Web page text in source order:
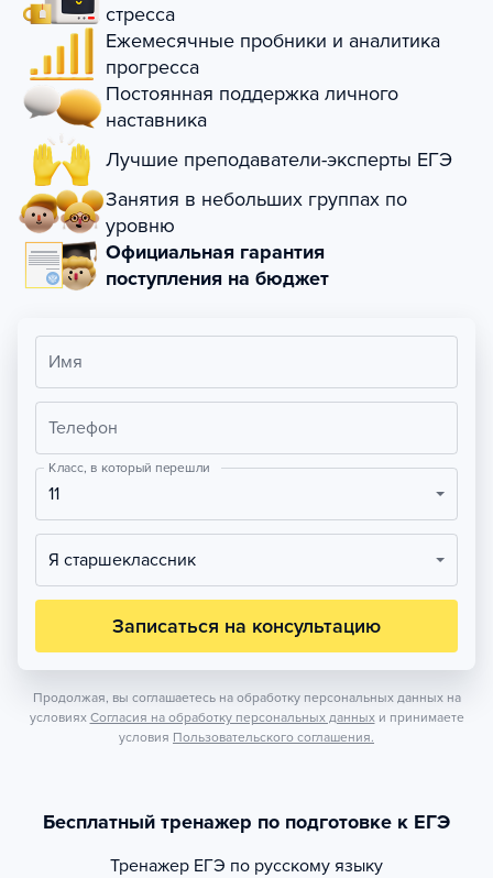
стресса
Ежемесячные пробники и аналитика
прогресса
Постоянная поддержка личного
наставника
Лучшие преподаватели-эксперты ЕГЭ
Занятия в небольших группах по
уровню
Официальная гарантия
поступления на бюджет
Имя
Телефон
Класс, в который перешли
11
Я старшеклассник
Записаться на консультацию
Продолжая, вы соглашаетесь на обработку персональных данных на
условиях Согласия на обработку персональных данных и принимаете
условия Пользовательского соглашения.
Бесплатный тренажер по подготовке к ЕГЭ
Тренажер ЕГЭ по русскому языку